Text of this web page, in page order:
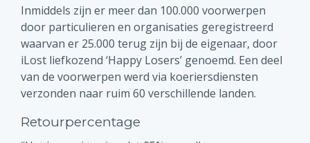
Inmiddels zijn er meer dan 100.000 voorwerpen
door particulieren en organisaties geregistreerd
waarvan er 25.000 terug zijn bij de eigenaar, door
iLost liefkozend ‘Happy Losers’ genoemd. Een deel
van de voorwerpen werd via koeriersdiensten
verzonden naar ruim 60 verschillende landen.
Retourpercentage